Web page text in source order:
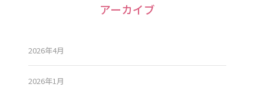
アーカイブ
2026年4月
2026年1月